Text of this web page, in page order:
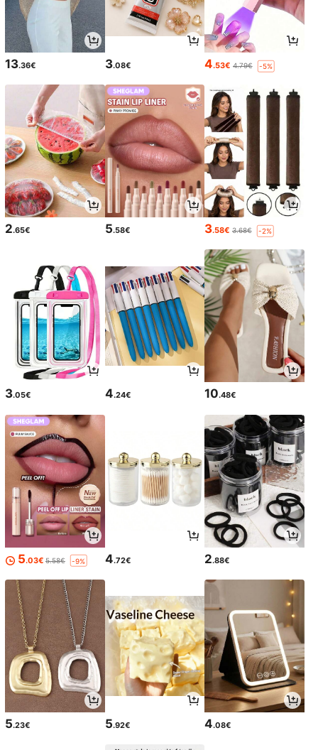
13.36€ 3.08€ 4.53€ 4.79€ -5%
2.65€ 5.58€ 3.58€ 3.68€ -2%
3.05€ 4.24€ 10.48€
5.03€ 5.58€ -9% 4.72€ 2.88€
5.23€ 5.92€ 4.08€